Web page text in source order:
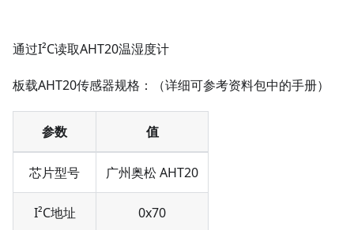
通过I²C读取AHT20温湿度计
板载AHT20传感器规格：（详细可参考资料包中的手册）
参数 值
芯片型号 广州奥松 AHT20
I²C地址 0x70